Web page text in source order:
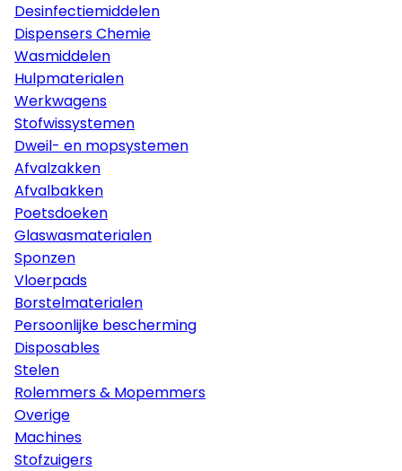
Desinfectiemiddelen
Dispensers Chemie
Wasmiddelen
Hulpmaterialen
Werkwagens
Stofwissystemen
Dweil- en mopsystemen
Afvalzakken
Afvalbakken
Poetsdoeken
Glaswasmaterialen
Sponzen
Vloerpads
Borstelmaterialen
Persoonlijke bescherming
Disposables
Stelen
Rolemmers & Mopemmers
Overige
Machines
Stofzuigers